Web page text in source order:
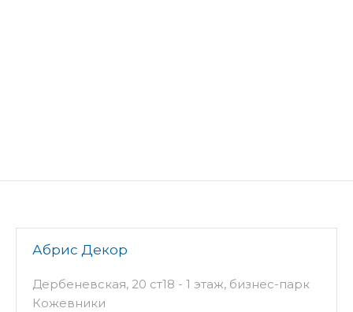
Абрис Декор
Дербеневская, 20 ст18 - 1 этаж, бизнес-парк
Кожевники